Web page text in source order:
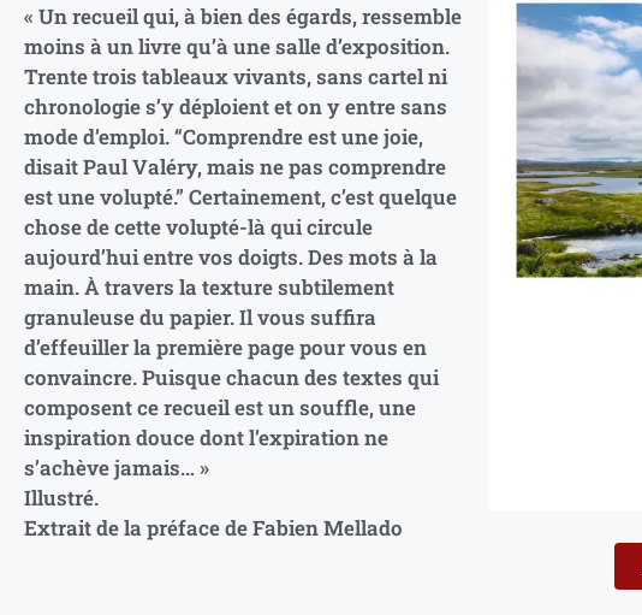
« Un recueil qui, à bien des égards, ressemble
moins à un livre qu’à une salle d’exposition.
Trente trois tableaux vivants, sans cartel ni
chronologie s’y déploient et on y entre sans
mode d’emploi. “Comprendre est une joie,
disait Paul Valéry, mais ne pas comprendre
est une volupté.” Certainement, c’est quelque
chose de cette volupté-là qui circule
aujourd’hui entre vos doigts. Des mots à la
main. À travers la texture subtilement
granuleuse du papier. Il vous suffira
d’effeuiller la première page pour vous en
convaincre. Puisque chacun des textes qui
composent ce recueil est un souffle, une
inspiration douce dont l’expiration ne
s’achève jamais… »
Illustré.
Extrait de la préface de Fabien Mellado